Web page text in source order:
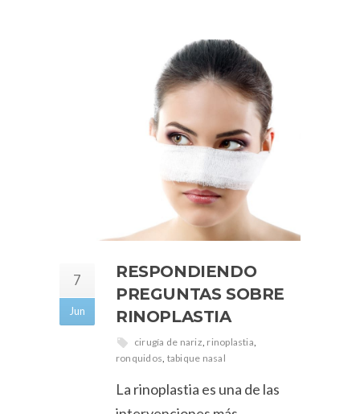
7
Jun
RESPONDIENDO
PREGUNTAS SOBRE
RINOPLASTIA
cirugía de nariz, rinoplastia,
ronquidos, tabique nasal
La rinoplastia es una de las